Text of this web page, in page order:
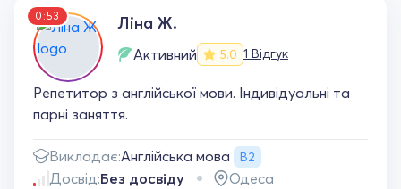
0:53 Ліна Ж.
Активний 5.0 1 Відгук
Репетитор з англійської мови. Індивідуальні та
парні заняття.
Викладає:Англійська мова B2
Досвід:Без досвіду
Одеса